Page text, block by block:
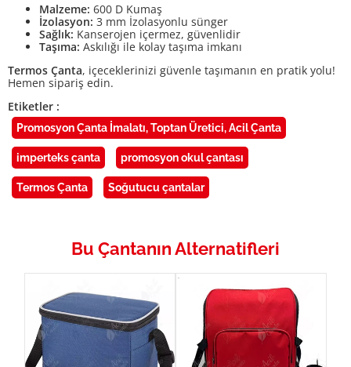
Bu Çantanın Alternatifleri
Malzeme: 600 D Kumaş
İzolasyon: 3 mm İzolasyonlu sünger
Sağlık: Kanserojen içermez, güvenlidir
Taşıma: Askılığı ile kolay taşıma imkanı
Termos Çanta, içeceklerinizi güvenle taşımanın en pratik yolu!
Hemen sipariş edin.
Etiketler :
Promosyon Çanta İmalatı, Toptan Üretici, Acil Çanta
imperteks çanta promosyon okul çantası
Termos Çanta Soğutucu çantalar